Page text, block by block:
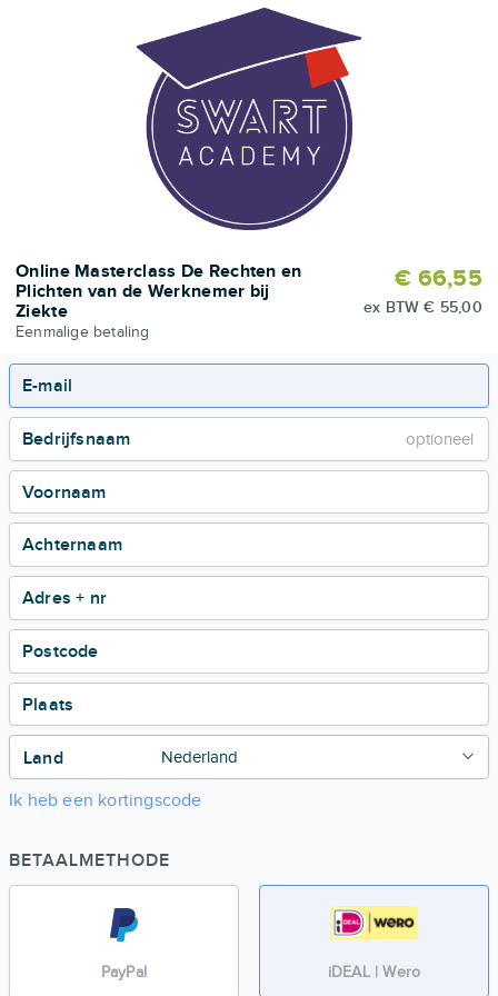
Online Masterclass De Rechten en
Plichten van de Werknemer bij
Ziekte
Eenmalige betaling
€ 66,55
ex BTW€ 55,00
E-mail
Bedrijfsnaam
Voornaam
Achternaam
Adres + nr
Postcode
Plaats
Land
Ik heb een kortingscode
BETAALMETHODE
PayPal iDEAL | Wero